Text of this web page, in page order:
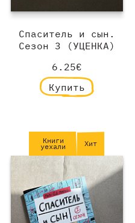
Спаситель и сын.
Сезон 3 (УЦЕНКА)
6.25€
Купить
Книги
уехали Хит